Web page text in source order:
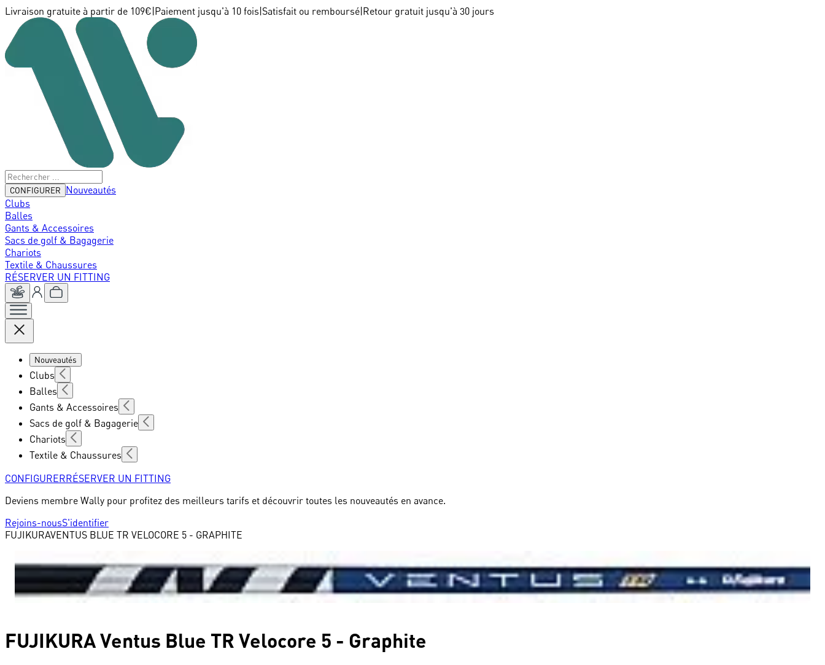
Livraison gratuite à partir de 109€ Paiement jusqu'à 10 fois Satisfait ou remboursé Retour gratuit jusqu'à 30 jours
CONFIGURER
Nouveautés
Clubs
Balles
Gants & Accessoires
Sacs de golf & Bagagerie
Chariots
Textile & Chaussures
RÉSERVER UN FITTING
Nouveautés
Clubs
Balles
Gants & Accessoires
Sacs de golf & Bagagerie
Chariots
Textile & Chaussures
CONFIGURERRÉSERVER UN FITTING
Deviens membre Wally pour profitez des meilleurs tarifs et découvrir toutes les nouveautés en avance.
Rejoins-nousS'identifier
FUJIKURAVENTUS BLUE TR VELOCORE 5 - GRAPHITE
FUJIKURAVentus Blue TR Velocore 5 - Graphite